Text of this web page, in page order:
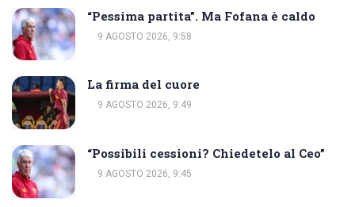
“Pessima partita”. Ma Fofana è caldo
9 AGOSTO 2026, 9:58
La firma del cuore
9 AGOSTO 2026, 9:49
“Possibili cessioni? Chiedetelo al Ceo”
9 AGOSTO 2026, 9:45